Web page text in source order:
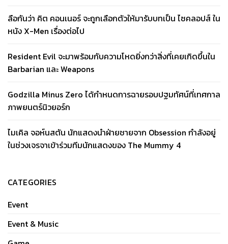
ลือกันว่า คิต คอนเนอร์ จะถูกเลือกตัวให้มารับบทเป็น ไซคลอปส์ ใน
หนัง X-Men เรื่องต่อไป
Resident Evil จะมาพร้อมกับความโหดยิ่งกว่าสิ่งที่เคยเกิดขึ้นใน
Barbarian และ Weapons
Godzilla Minus Zero ได้กำหนดการฉายรอบปฐมทัศน์ที่เทศกาล
ภาพยนตร์นิวยอร์ก
ไมเคิล จอห์นสตัน นักแสดงนำฝ่ายชายจาก Obsession กำลังอยู่
ในช่วงเจรจาเข้าร่วมทีมนักแสดงของ The Mummy 4
CATEGORIES
Event
Event & Music